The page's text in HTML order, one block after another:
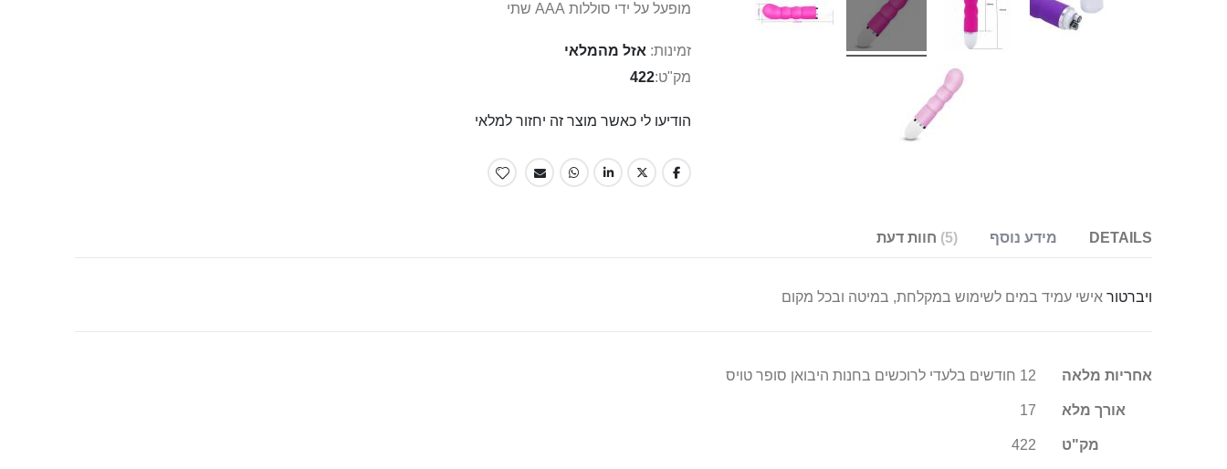
מופעל על ידי סוללות AAA שתי
זמינות: אזל מהמלאי
מק"ט 422
הודיעו לי כאשר מוצר זה יחזור למלאי
DETAILS מידע נוסף 5 חוות דעת
ויברטור אישי עמיד במים לשימוש במקלחת, במיטה ובכל מקום
מידע
אחריות מלאה 12 חודשים בלעדי לרוכשים בחנות היבואן סופר טויס
אורך מלא 17
מק"ט 422